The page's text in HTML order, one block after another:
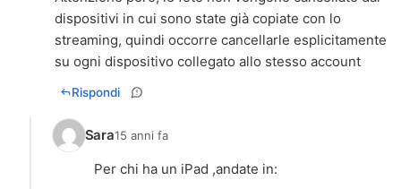
dispositivi in cui sono state già copiate con lo
streaming, quindi occorre cancellarle esplicitamente
su ogni dispositivo collegato allo stesso account
Rispondi
Sara15 anni fa
Per chi ha un iPad ,andate in: